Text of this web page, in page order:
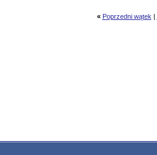
« Poprzedni wątek |